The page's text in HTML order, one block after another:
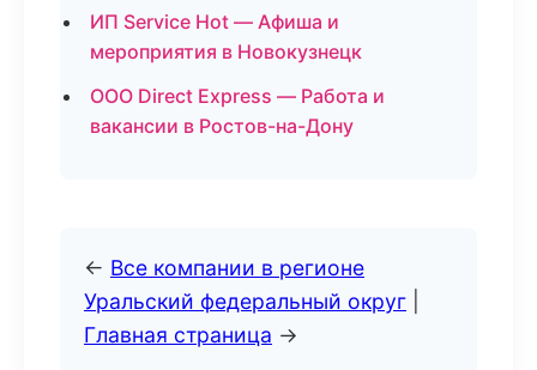
ИП Service Hot — Афиша и
мероприятия в Новокузнецк
ООО Direct Express — Работа и
вакансии в Ростов-на-Дону
← Все компании в регионе
Уральский федеральный округ
Главная страница →